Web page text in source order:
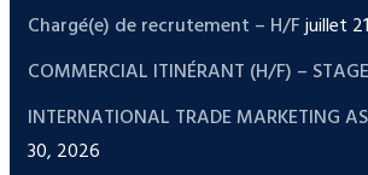
Chargé(e) de recrutement – H/Fjuillet
COMMERCIAL ITINÉRANT (H/F) – STAGE
INTERNATIONAL TRADE MARKETING
30, 2026